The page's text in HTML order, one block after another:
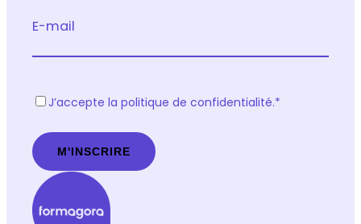
E-mail
R
P
D
*
J’accepte la politique de confidentialité.*